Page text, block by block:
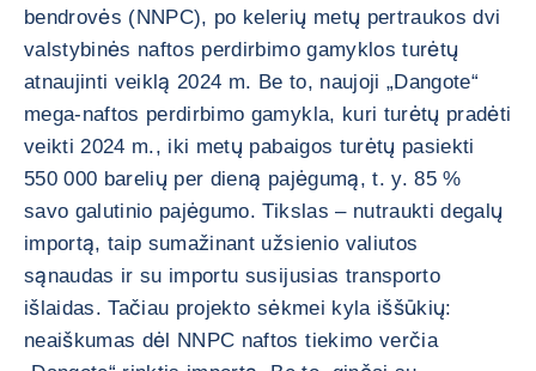
bendrovės (NNPC), po kelerių metų pertraukos dvi
valstybinės naftos perdirbimo gamyklos turėtų
atnaujinti veiklą 2024 m. Be to, naujoji „Dangote“
mega-naftos perdirbimo gamykla, kuri turėtų pradėti
veikti 2024 m., iki metų pabaigos turėtų pasiekti
550 000 barelių per dieną pajėgumą, t. y. 85 %
savo galutinio pajėgumo. Tikslas – nutraukti degalų
importą, taip sumažinant užsienio valiutos
sąnaudas ir su importu susijusias transporto
išlaidas. Tačiau projekto sėkmei kyla iššūkių:
neaiškumas dėl NNPC naftos tiekimo verčia